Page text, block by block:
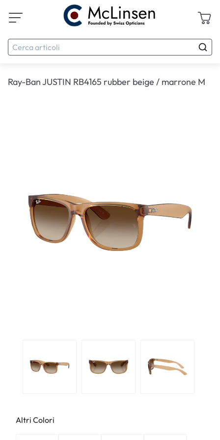
Ray-Ban JUSTIN RB4165 rubber beige / marrone M
Altri Colori